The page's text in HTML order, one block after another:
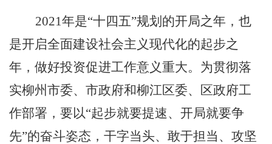
2021年是“十四五”规划的开局之年，也
是开启全面建设社会主义现代化的起步之
年，做好投资促进工作意义重大。 为贯彻落
实柳州市委、市政府和柳江区委、区政府工
作部署 ， 要以“起步就要提速、开局就要争
先”的奋斗姿态，干字当头、敢于担当、攻坚